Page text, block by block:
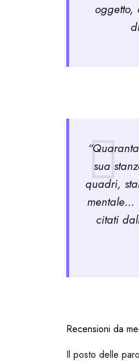
sua
quadri,
mentale…
citati
Recensioni da
Il posto delle